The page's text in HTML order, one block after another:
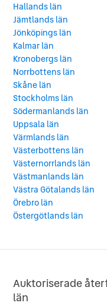
Hallands län
Jämtlands län
Jönköpings län
Kalmar län
Kronobergs län
Norrbottens län
Skåne län
Stockholms län
Södermanlands län
Uppsala län
Värmlands län
Västerbottens län
Västernorrlands län
Västmanlands län
Västra Götalands län
Örebro län
Östergötlands län
Auktoriserade
län